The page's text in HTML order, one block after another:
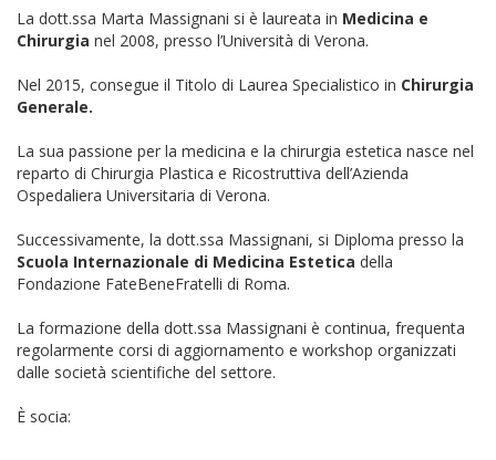
La dott.ssa Marta Massignani si è laureata in Medicina e
Chirurgia nel 2008, presso l’Università di Verona.
Nel 2015, consegue il Titolo di Laurea Specialistico in Chirurgia
Generale.
La sua passione per la medicina e la chirurgia estetica nasce nel
reparto di Chirurgia Plastica e Ricostruttiva dell’Azienda
Ospedaliera Universitaria di Verona.
Successivamente, la dott.ssa Massignani, si Diploma presso la
Scuola Internazionale di Medicina Estetica della
Fondazione FateBeneFratelli di Roma.
La formazione della dott.ssa Massignani è continua, frequenta
regolarmente corsi di aggiornamento e workshop organizzati
dalle società scientifiche del settore.
È socia: